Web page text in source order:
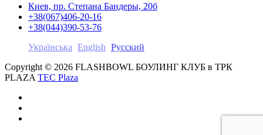
Киев, пр. Степана Бандеры, 20б
+38(067)406-20-16
+38(044)390-53-76
Українська English Русский
Copyright © 2026 FLASHBOWL БОУЛИНГ КЛУБ в ТРК
PLAZA TEC Plaza